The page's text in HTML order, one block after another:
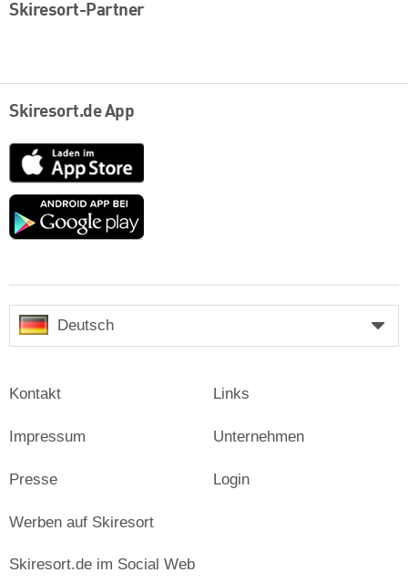
Skiresort-Partner
Skiresort.de App
App
Store
Google
Deutsch
Kontakt
Impressum
Presse
Links
Unternehmen
Login
Werben auf Skiresort
Skiresort.de im Social Web